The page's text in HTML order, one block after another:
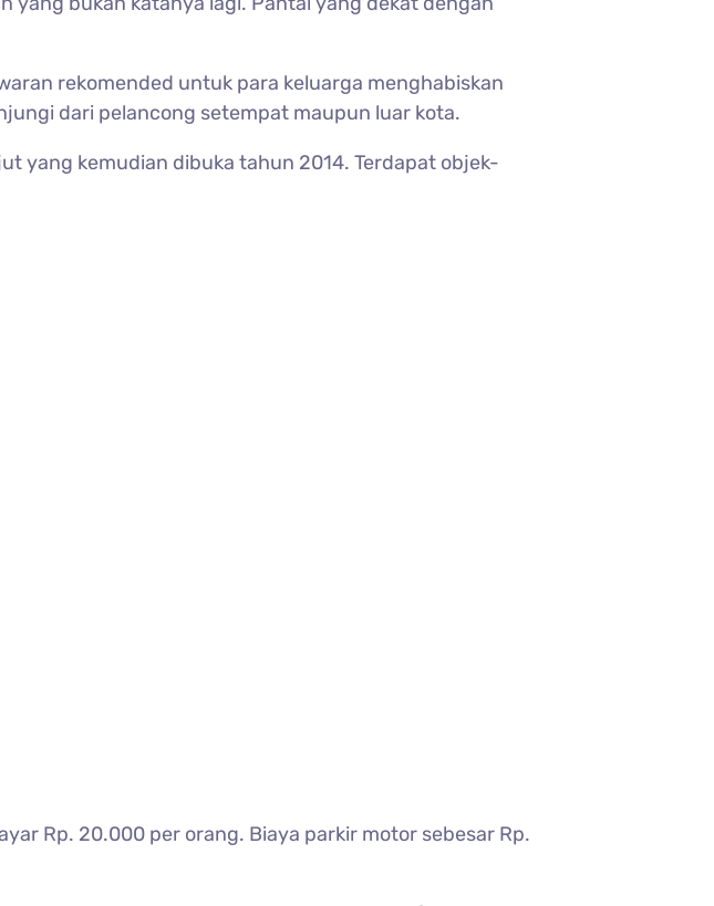
rekomended untuk para keluarga menghabiskan
dari pelancong setempat maupun luar kota.
yang kemudian dibuka tahun 2014. Terdapat objek-
Rp. 20.000 per orang. Biaya parkir motor sebesar Rp.